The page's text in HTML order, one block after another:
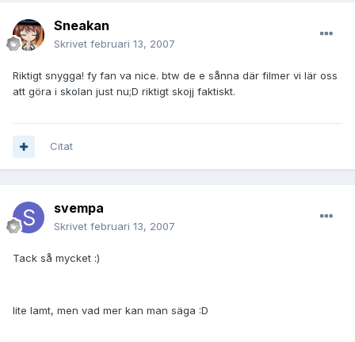
Sneakan
Skrivet februari 13, 2007
Riktigt snygga! fy fan va nice. btw de e sånna där filmer vi lär oss
att göra i skolan just nu;D riktigt skojj faktiskt.
Citat
svempa
Skrivet februari 13, 2007
Tack så mycket :)
lite lamt, men vad mer kan man säga :D